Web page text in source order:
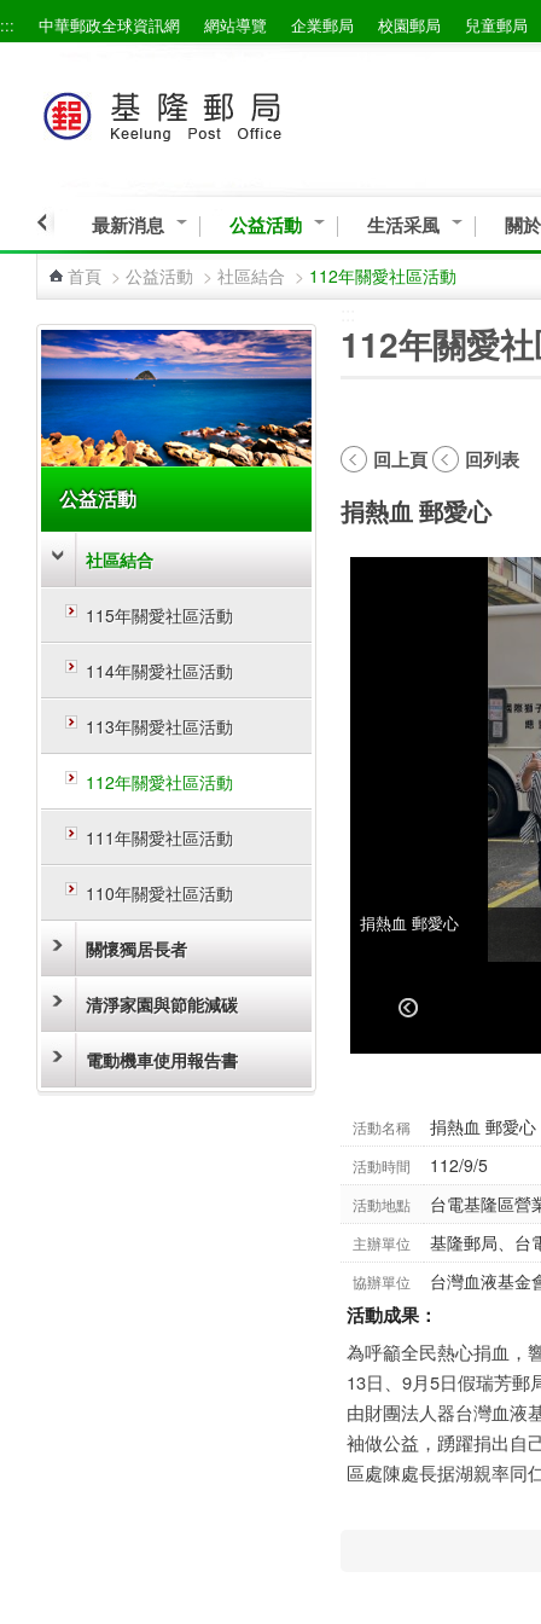
跳到主要內容區塊
::: 中華郵政全球資訊網 網站導覽 企業郵局 校園郵局 兒童郵局
最新消息 公益活動 生活采風 關
首頁 > 公益活動 > 社區結合 > 112年關愛社區活動
公益活動
社區結合
115年關愛社區活動
114年關愛社區活動
113年關愛社區活動
112年關愛社區活動
111年關愛社區活動
110年關愛社區活動
關懷獨居長者
清淨家園與節能減碳
電動機車使用報告書
112年關愛
回上頁 回列表
捐熱血 郵愛心
捐熱血 郵愛心
捐熱血 郵愛心
活動名稱 捐熱血 郵愛心
活動時間 112/9/5
活動地點 台電基隆區營
主辦單位 基隆郵局、台
協辦單位 台灣血液基金
活動成果：
為呼籲全民熱心捐血，
13日、9月5日假瑞芳郵
由財團法人器台灣血液
袖做公益，踴躍捐出自
區處陳處長据湖親率同